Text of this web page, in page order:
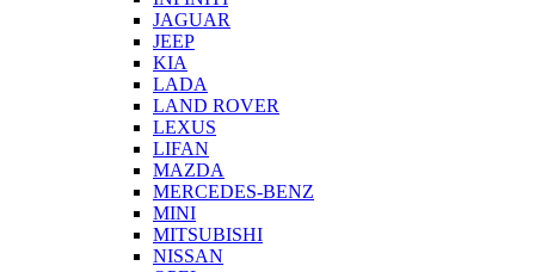
JAGUAR
JEEP
KIA
LADA
LAND ROVER
LEXUS
LIFAN
MAZDA
MERCEDES-BENZ
MINI
MITSUBISHI
NISSAN